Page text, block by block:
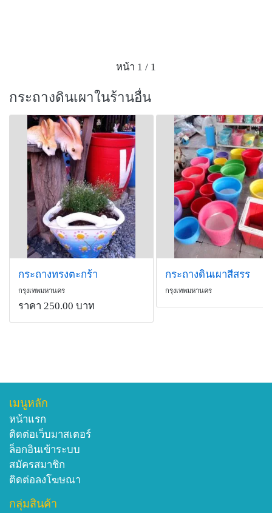
หน้า 1 / 1
กระถางดินเผาในร้านอื่น
กระถางทรงตะกร้า
กรุงเทพมหานคร
ราคา 250.00 บาท
กระถางดินเผาสีสรร
กรุงเทพมหานคร
เมนูหลัก
หน้าแรก
ติดต่อเว็บมาสเตอร์
ล็อกอินเข้าระบบ
สมัครสมาชิก
ติดต่อลงโฆษณา
กลุ่มสินค้า